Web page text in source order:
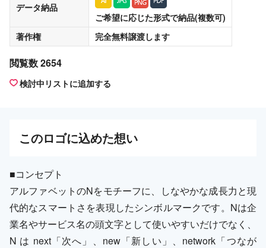
データ納品
ご希望に応じた形式で納品(複数可)
著作権
完全無料譲渡します
閲覧数 2654
検討中リストに追加する
このロゴに込めた想い
■コンセプト
アルファベットのNをモチーフに、しなやかな成長力と現
代的なスマートさを表現したシンボルマークです。Nは企
業名やサービス名の頭文字として使いやすいだけでなく、
N は next「次へ」、new「新しい」、network「つなが